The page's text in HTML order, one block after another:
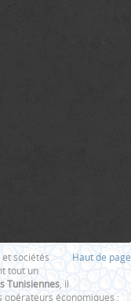
Haut de page
sociétés
tout un
Tunisiennes , il
économiques :